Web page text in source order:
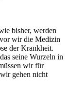
bisher, werden
wir die Medizin
der Krankheit.
seine Wurzeln in
wir für
gehen nicht